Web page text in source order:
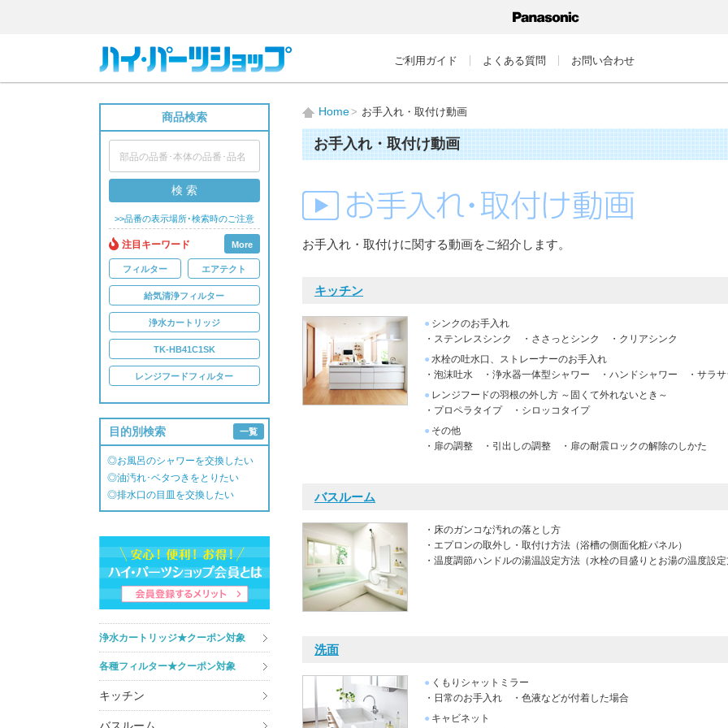
ご利用ガイド よくある質問 お問い合わせ
商品検索
検 索
>>品番の表示場所･検索時のご注意
注目キーワード More
フィルター エアテクト
給気清浄フィルター
浄水カートリッジ
TK-HB41C1SK
レンジフードフィルター
目的別検索 一覧
◎お風呂のシャワーを交換したい
◎油汚れ･ベタつきをとりたい
◎排水口の目皿を交換したい
浄水カートリッジ★クーポン対象
各種フィルター★クーポン対象
キッチン
Home お手入れ・取付け動画
お手入れ・取付け動画
お手入れ・取付けに関する動画をご紹介します。
キッチン
● シンクのお手入れ
・ステンレスシンク
・ささっとシンク
・クリアシンク
● 水栓の吐水口、ストレーナーのお手入れ
・泡沫吐水
・浄水器一体型シャワー ・ハンドシャワー
・サラ
● レンジフードの羽根の外し方 ～固くて外れないとき～
・プロペラタイプ
・シロッコタイプ
● その他
・扉の調整 ・引出しの調整
・扉の耐震ロックの解除のしかた
バスルーム
・床のガンコな汚れの落とし方
・エプロンの取外し・取付け方法 （浴槽の側面化粧パネル）
・温度調節ハンドルの湯温設定方法 （水栓の目盛りとお湯の温度設定
洗面
● くもりシャットミラー
・日常のお手入れ
・色液などが付着した場合
● キャビネット